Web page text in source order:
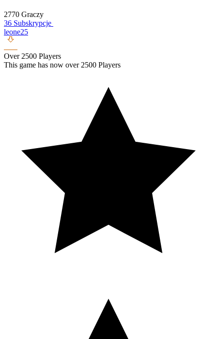
2770 Graczy
36 Subskrypcje
leone25
Over 2500 Players
This game has now over 2500 Players